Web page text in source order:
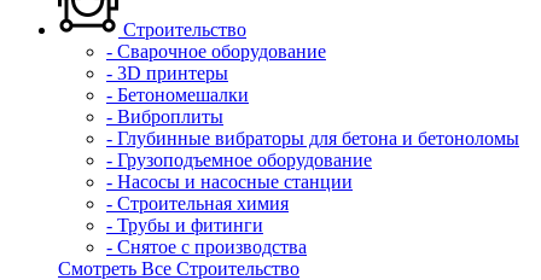
Строительство
- Сварочное оборудование
- 3D принтеры
- Бетономешалки
- Виброплиты
- Глубинные вибраторы для бетона и бетоноломы
- Грузоподъемное оборудование
- Насосы и насосные станции
- Строительная химия
- Трубы и фитинги
- Снятое с производства
Смотреть Все Строительство